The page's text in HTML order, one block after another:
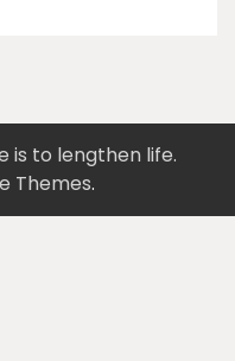
is to lengthen life.
Themes.